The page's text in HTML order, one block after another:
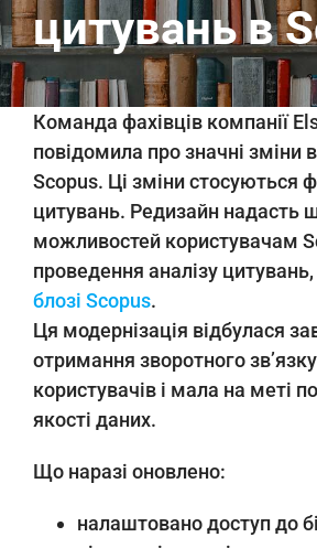
цитувань в
Команда фахівців компанії
повідомила про значні зміни
Scopus. Ці зміни стосуються
цитувань. Редизайн надасть
можливостей користувачам
проведення аналізу
блозі Scopus.
Ця модернізація відбулася
отримання зворотного
користувачів і мала на меті
якості даних.
Що наразі оновлено:
налаштовано доступ до